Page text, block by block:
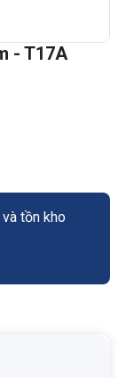
- T17A
tồn kho